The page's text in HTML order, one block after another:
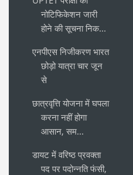
नोटिफिकेशन जारी
होने की सूचना निक...
एनपीएस निजीकरण भारत
छोड़ो यात्रा चार जून
से
छात्रवृत्ति योजना में घपला
करना नहीं होगा
आसान, सम...
डायट में वरिष्ठ प्रवक्ता
पद पर पदोन्नति फंसी,